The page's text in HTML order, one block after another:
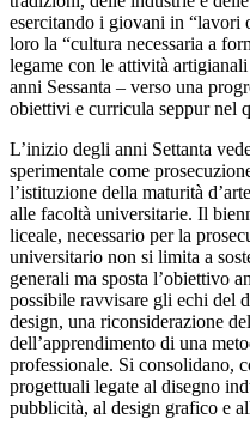
esercitando i giovani in “lavori
loro la “cultura necessaria a
legame con le attività
anni Sessanta – verso una
obiettivi e curricula seppur nel
L’inizio degli anni Settanta
sperimentale come
l’istituzione della maturità
alle facoltà universitarie. Il
liceale, necessario per la
universitario non si limita a
generali ma sposta l’obiettivo
possibile ravvisare gli echi del
design, una riconsiderazione
dell’apprendimento di una
professionale. Si consolidano,
progettuali legate al disegno
pubblicità, al design grafico e